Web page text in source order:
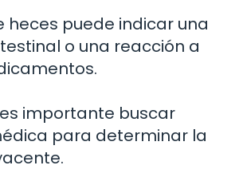
heces puede indicar una
o una reacción a
importante buscar
para determinar la